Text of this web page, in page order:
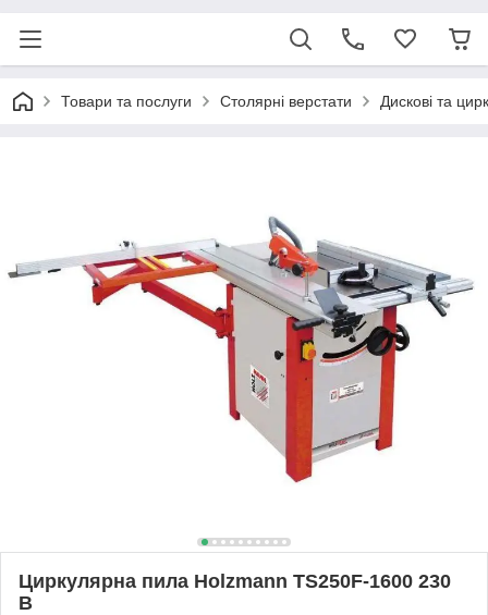
Товари та послуги Столярні верстати Дискові та
Циркулярна пила Holzmann TS250F-1600 230
В